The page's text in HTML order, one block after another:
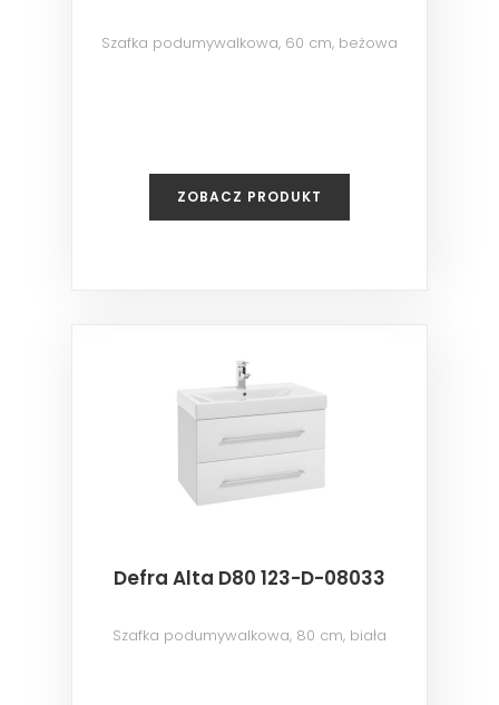
Szafka podumywalkowa, 60 cm, beżowa
ZOBACZ PRODUKT
Defra Alta D80 123-D-08033
Szafka podumywalkowa, 80 cm, biała